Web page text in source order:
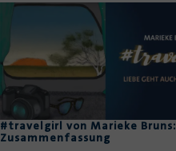
#travelgirl von Marieke Bruns:
Zusammenfassung